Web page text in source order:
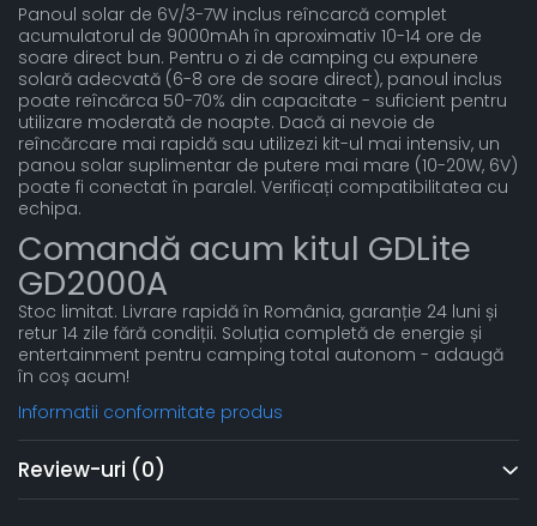
Panoul solar de 6V/3-7W inclus reîncarcă complet
acumulatorul de 9000mAh în aproximativ 10-14 ore de
soare direct bun. Pentru o zi de camping cu expunere
solară adecvată (6-8 ore de soare direct), panoul inclus
poate reîncărca 50-70% din capacitate - suficient pentru
utilizare moderată de noapte. Dacă ai nevoie de
reîncărcare mai rapidă sau utilizezi kit-ul mai intensiv, un
panou solar suplimentar de putere mai mare (10-20W, 6V)
poate fi conectat în paralel. Verificați compatibilitatea cu
echipa.
Comandă acum kitul GDLite
GD2000A
Stoc limitat. Livrare rapidă în România, garanție 24 luni și
retur 14 zile fără condiții. Soluția completă de energie și
entertainment pentru camping total autonom - adaugă
în coș acum!
Informatii conformitate produs
Review-uri (0)